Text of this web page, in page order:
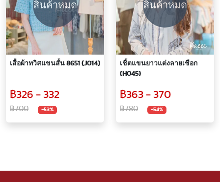
สินค้าหมด
เสื้อผ้าทวิสแขนสั้น 8651 (J014)
฿326 - 332
฿700 -53%
สินค้าหมด
เชิ้ตแขนยาวแต่งลายเชือก
(H045)
฿363 - 370
฿780 -54%